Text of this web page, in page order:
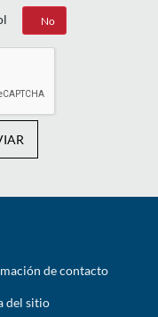
No
de contacto
del sitio